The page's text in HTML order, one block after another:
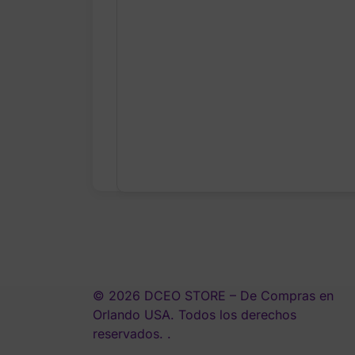
© 2026 DCEO STORE – De Compras en
Orlando USA. Todos los derechos
reservados. .